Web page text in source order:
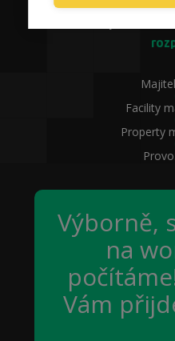
Facility
Property
Výborně,
na
Vám